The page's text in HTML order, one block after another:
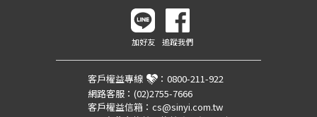
加好友 追蹤我們
客戶權益專線 ： 0800-211-922
網路客服： (02)2755-7666
客戶權益信箱： cs@sinyi.com.tw